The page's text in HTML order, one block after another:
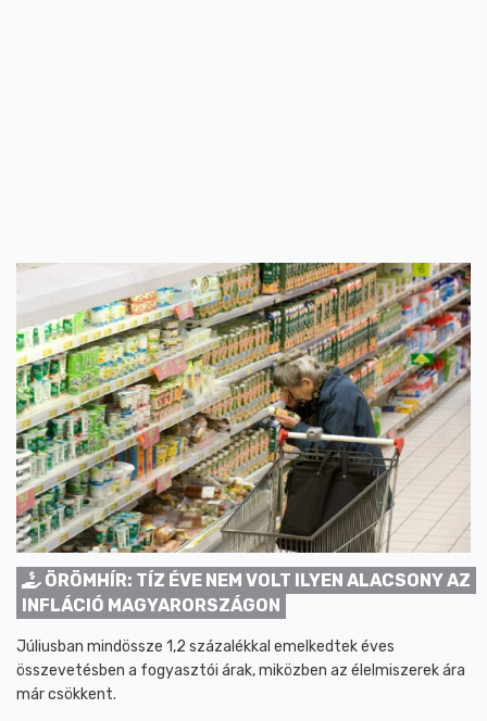
ÖRÖMHÍR: TÍZ ÉVE NEM VOLT ILYEN ALACSONY AZ
INFLÁCIÓ MAGYARORSZÁGON
Júliusban mindössze 1,2 százalékkal emelkedtek éves
összevetésben a fogyasztói árak, miközben az élelmiszerek ára
már csökkent.